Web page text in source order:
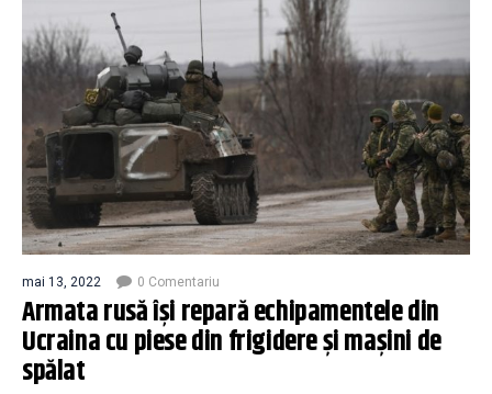
mai 13, 2022 0 Comentariu
Armata rusă își repară echipamentele din
Ucraina cu piese din frigidere şi maşini de
spălat